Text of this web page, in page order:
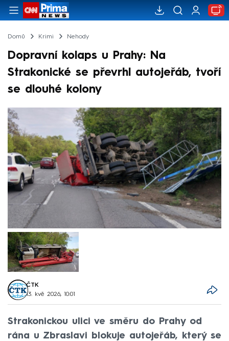
Domů Krimi Nehody
Dopravní kolaps u Prahy: Na
Strakonické se převrhl autojeřáb, tvoří
se dlouhé kolony
ČTK
13. kvě 2026, 10:01
Strakonickou ulici ve směru do Prahy od
rána u Zbraslavi blokuje autojeřáb, který se